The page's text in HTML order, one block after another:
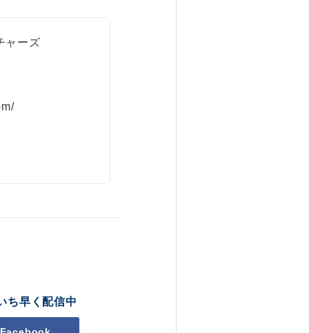
ャーズ
ち早く配信中